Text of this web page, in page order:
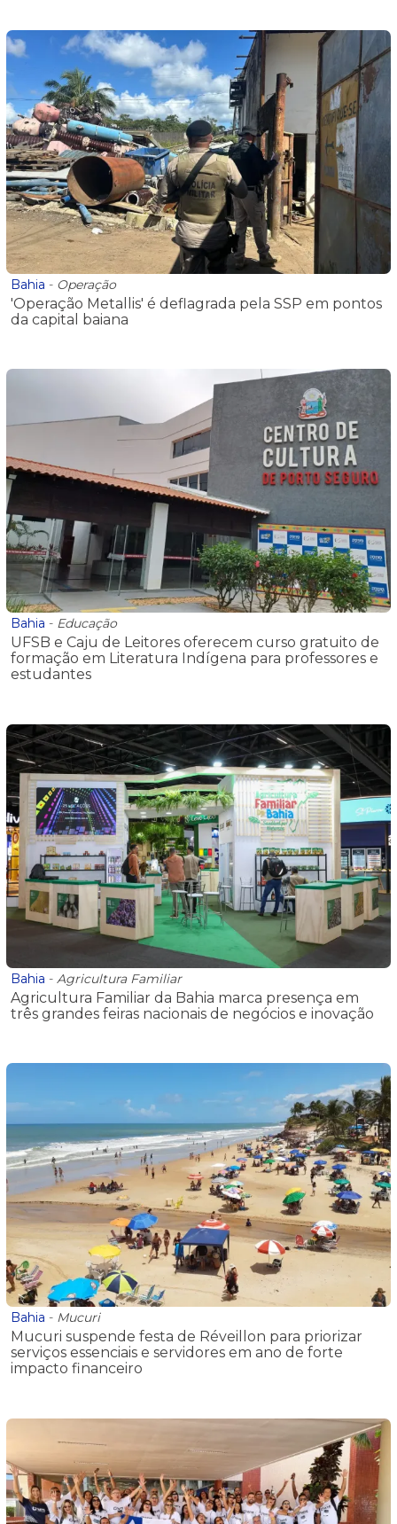
Bahia - Operação
'Operação Metallis' é deflagrada pela SSP em pontos
da capital baiana
Bahia - Educação
UFSB e Caju de Leitores oferecem curso gratuito de
formação em Literatura Indígena para professores e
estudantes
Bahia - Agricultura Familiar
Agricultura Familiar da Bahia marca presença em
três grandes feiras nacionais de negócios e inovação
Bahia - Mucuri
Mucuri suspende festa de Réveillon para priorizar
serviços essenciais e servidores em ano de forte
impacto financeiro